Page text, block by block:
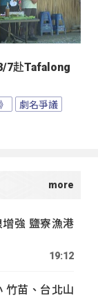
7赴Tafalong
劇名爭議
強 鹽寮漁港
19:12
竹苗、台北山